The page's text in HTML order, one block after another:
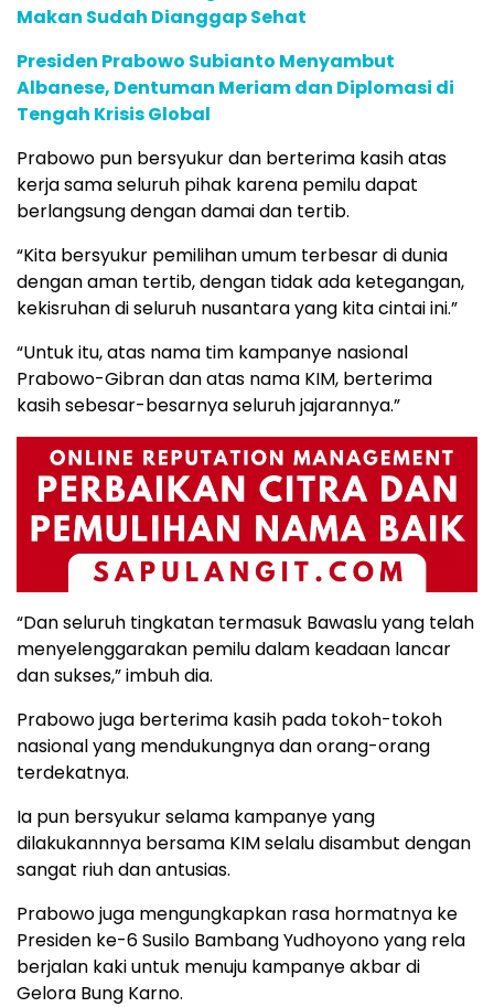
Makan Sudah Dianggap Sehat
Presiden Prabowo Subianto Menyambut
Albanese, Dentuman Meriam dan Diplomasi di
Tengah Krisis Global
Prabowo pun bersyukur dan berterima kasih atas
kerja sama seluruh pihak karena pemilu dapat
berlangsung dengan damai dan tertib.
“Kita bersyukur pemilihan umum terbesar di dunia
dengan aman tertib, dengan tidak ada ketegangan,
kekisruhan di seluruh nusantara yang kita cintai ini.”
“Untuk itu, atas nama tim kampanye nasional
Prabowo-Gibran dan atas nama KIM, berterima
kasih sebesar-besarnya seluruh jajarannya.”
“Dan seluruh tingkatan termasuk Bawaslu yang telah
menyelenggarakan pemilu dalam keadaan lancar
dan sukses,” imbuh dia.
Prabowo juga berterima kasih pada tokoh-tokoh
nasional yang mendukungnya dan orang-orang
terdekatnya.
Ia pun bersyukur selama kampanye yang
dilakukannnya bersama KIM selalu disambut dengan
sangat riuh dan antusias.
Prabowo juga mengungkapkan rasa hormatnya ke
Presiden ke-6 Susilo Bambang Yudhoyono yang rela
berjalan kaki untuk menuju kampanye akbar di
Gelora Bung Karno.